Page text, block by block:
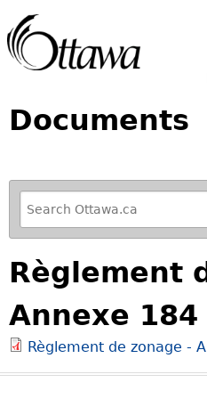
Documents
R
e
f
i
n
e
y
o
u
Règlement
Annexe 184
Règlement de zonage -